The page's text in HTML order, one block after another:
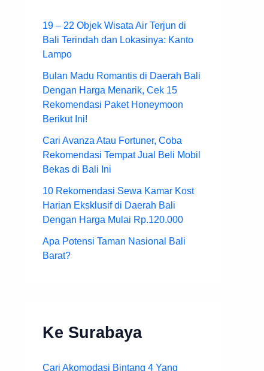
19 – 22 Objek Wisata Air Terjun di
Bali Terindah dan Lokasinya: Kanto
Lampo
Bulan Madu Romantis di Daerah Bali
Dengan Harga Menarik, Cek 15
Rekomendasi Paket Honeymoon
Berikut Ini!
Cari Avanza Atau Fortuner, Coba
Rekomendasi Tempat Jual Beli Mobil
Bekas di Bali Ini
10 Rekomendasi Sewa Kamar Kost
Harian Eksklusif di Daerah Bali
Dengan Harga Mulai Rp.120.000
Apa Potensi Taman Nasional Bali
Barat?
Ke Surabaya
Cari Akomodasi Bintang 4 Yang